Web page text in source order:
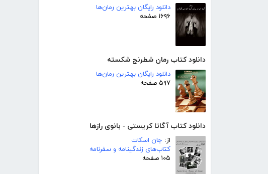
دانلود رایگان بهترین رمان‌ها
۱۶۹۶ صفحه
دانلود کتاب رمان شطرنج شکسته
دانلود رایگان بهترین رمان‌ها
۵۹۷ صفحه
دانلود کتاب آگاتا کریستی - بانوی رازها
از: جان اسکات
کتاب‌های زندگینامه و سفرنامه
۱۰۵ صفحه